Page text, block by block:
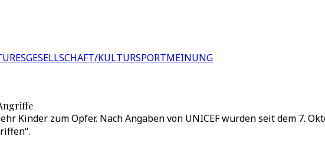
GESELLSCHAFT/KULTURSPORTMEINUNG
Kinder zum Opfer. Nach Angaben von UNICEF wurden seit dem 7.